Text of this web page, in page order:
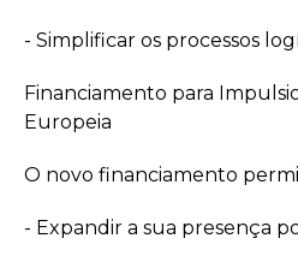
- Simplificar os processos
Financiamento para
Europeia
O novo financiamento
- Expandir a sua presença